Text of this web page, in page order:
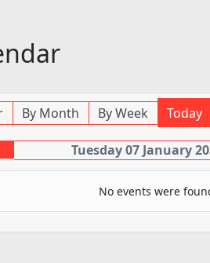
By Month By Week Today
Tuesday 07 January
No events were